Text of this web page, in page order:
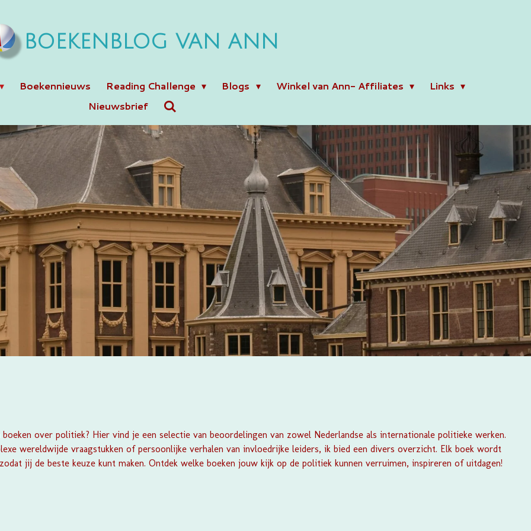
BOEKENBLOG VAN ANN
Boekennieuws Reading Challenge Blogs Winkel van Ann- Affiliates
Links
Nieuwsbrief
over politiek? Hier vind je een selectie van beoordelingen van zowel Nederlandse als internationale politieke werken.
wereldwijde vraagstukken of persoonlijke verhalen van invloedrijke leiders, ik bied een divers overzicht. Elk boek wordt
jij de beste keuze kunt maken. Ontdek welke boeken jouw kijk op de politiek kunnen verruimen, inspireren of uitdagen!